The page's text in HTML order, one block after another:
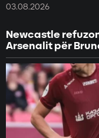
03.08.2026
Newcastle
Arsenalit për